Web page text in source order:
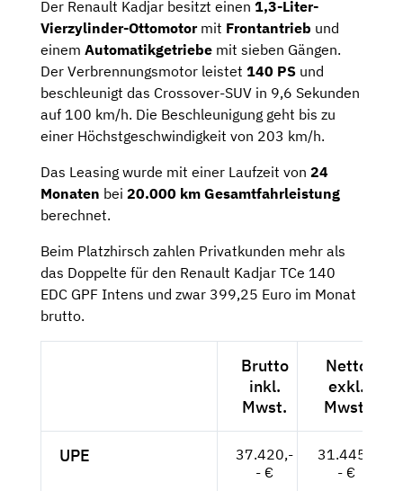
Der Renault Kadjar besitzt einen 1,3-Liter-
Vierzylinder-Ottomotormit Frontantrieb und
einem Automatikgetriebe mit sieben Gängen.
Der Verbrennungsmotor leistet 140 PS und
beschleunigt das Crossover-SUV in 9,6 Sekunden
auf 100 km/h. Die Beschleunigung geht bis zu
einer Höchstgeschwindigkeit von 203 km/h.
Das Leasing wurde mit einer Laufzeit von 24
Monaten bei 20.000 km Gesamtfahrleistung
berechnet.
Beim Platzhirsch zahlen Privatkunden mehr als
das Doppelte für den Renault Kadjar TCe 140
EDC GPF Intens und zwar 399,25 Euro im Monat
brutto.
Brutto
inkl.
Mwst.
Netto
exkl.
Mwst.
UPE
37.420,-
- €
31.445,-
- €